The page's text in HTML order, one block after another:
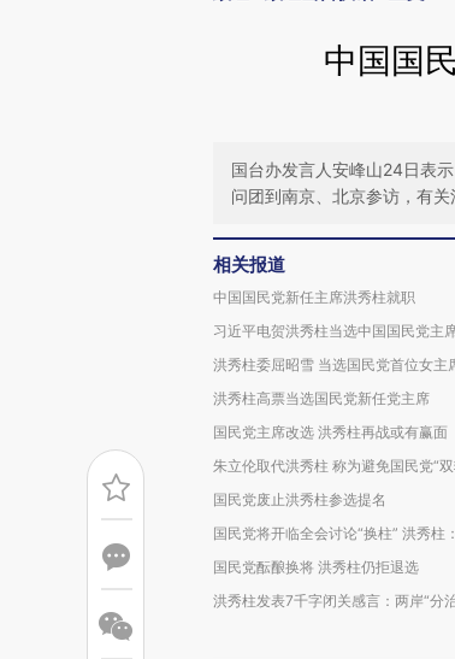
中国国
国台办发言人安峰山24日表
问团到南京、北京参访，有
相关报道
中国国民党新任主席洪秀柱就职
习近平电贺洪秀柱当选中国国民党主
洪秀柱委屈昭雪 当选国民党首位女主
洪秀柱高票当选国民党新任党主席
国民党主席改选 洪秀柱再战或有赢面
朱立伦取代洪秀柱 称为避免国民党“
国民党废止洪秀柱参选提名
国民党将开临全会讨论“换柱” 洪秀柱
国民党酝酿换将 洪秀柱仍拒退选
洪秀柱发表7千字闭关感言：两岸“分